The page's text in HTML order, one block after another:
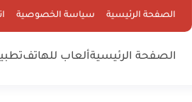
الصفحة الرئيسية سياسة الخصوصية
الصفحة الرئيسيةألعاب للهاتف